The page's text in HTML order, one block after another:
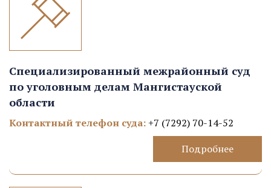
Специализированный межрайонный суд
по уголовным делам Мангистауской
области
Контактный телефон суда: +7 (7292) 70-14-52
Подробнее